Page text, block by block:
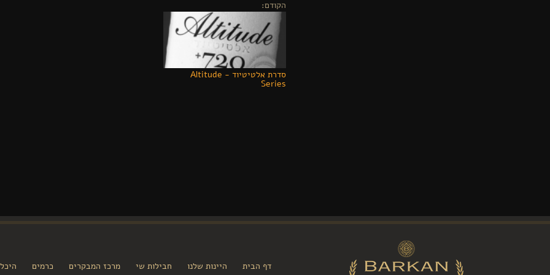
הקודם:
סדרת אלטיטיוד - Altitude
Series
דף הבית היינות שלנו חבילות שי מרכז המבקרים כרמים